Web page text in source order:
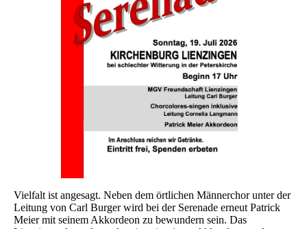
Vielfalt ist angesagt. Neben dem örtlichen Männerchor unter der
Leitung von Carl Burger wird bei der Serenade erneut Patrick
Meier mit seinem Akkordeon zu bewundern sein. Das